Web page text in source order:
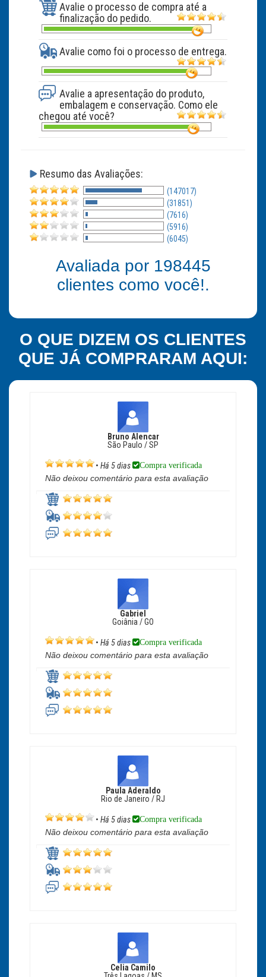
Avalie o processo de compra até a
finalização do pedido.
Avalie como foi o processo de entrega.
Avalie a apresentação do produto,
embalagem e conservação. Como ele
chegou até você?
Resumo das Avaliações:
(147017)
(31851)
(7616)
(5916)
(6045)
Avaliada por 198445
clientes como você!.
O QUE DIZEM OS CLIENTES
QUE JÁ COMPRARAM AQUI:
Bruno Alencar
São Paulo / SP
• Há 5 dias Compra verificada
Não deixou comentário para esta avaliação
Gabriel
Goiânia / GO
• Há 5 dias Compra verificada
Não deixou comentário para esta avaliação
Paula Aderaldo
Rio de Janeiro / RJ
• Há 5 dias Compra verificada
Não deixou comentário para esta avaliação
Celia Camilo